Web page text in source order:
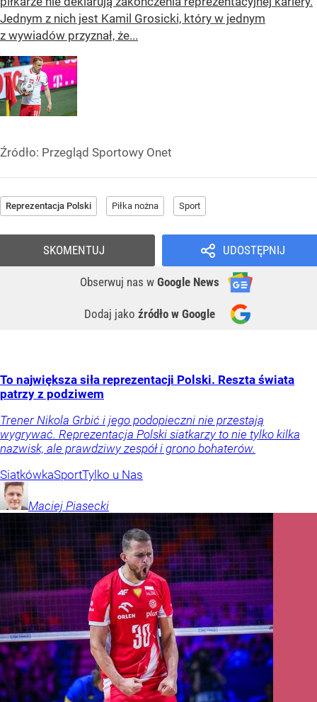
Jednym z nich jest Kamil Grosicki, który w jednym
z wywiadów przyznał, że...
Źródło: Przegląd Sportowy Onet
Reprezentacja Polski Piłka nożna Sport
UDOSTĘPNIJ
Obserwuj nas w Google News
Dodaj jako źródło w Google
SKOMENTUJ
To największa siła reprezentacji Polski. Reszta świata
patrzy z podziwem
Trener Nikola Grbić i jego podopieczni nie przestają
wygrywać. Reprezentacja Polski siatkarzy to nie tylko kilka
nazwisk, ale prawdziwy zespół i grono bohaterów.
SiatkówkaSportTylko u Nas
Maciej Piasecki